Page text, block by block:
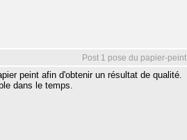
Post 1 pose du papier-peint
peint afin d'obtenir un résultat de qualité.
dans le temps.